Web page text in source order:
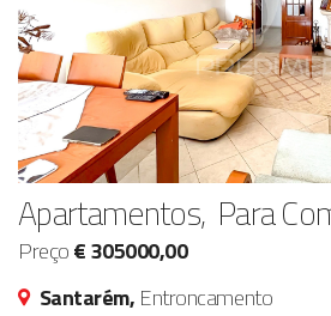
Apartamentos, Para
Preço€ 305000,00
Santarém, Entroncamento